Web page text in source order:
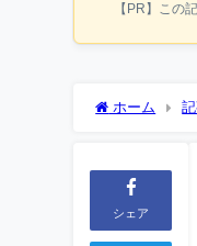
【PR】この
ホーム
シェア